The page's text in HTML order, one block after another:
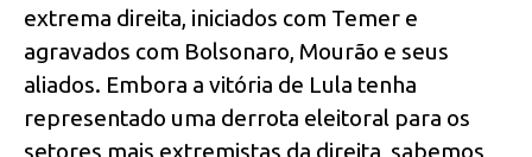
extrema direita, iniciados com Temer e
agravados com Bolsonaro, Mourão e seus
aliados. Embora a vitória de Lula tenha
representado uma derrota eleitoral para os
setores mais extremistas da direita, sabemos